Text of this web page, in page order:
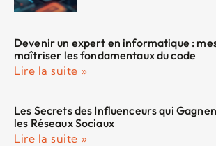
Devenir un expert en informatique :
maîtriser les fondamentaux du code
Lire la suite »
Les Secrets des Influenceurs qui
les Réseaux Sociaux
Lire la suite »